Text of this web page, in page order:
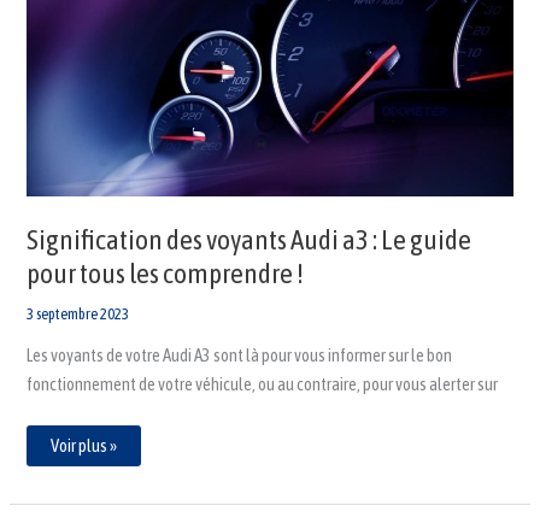
Signification des voyants Audi a3 : Le guide
pour tous les comprendre !
3 septembre 2023
Les voyants de votre Audi A3 sont là pour vous informer sur le bon
fonctionnement de votre véhicule, ou au contraire, pour vous alerter sur
comprendre
Voir plus »